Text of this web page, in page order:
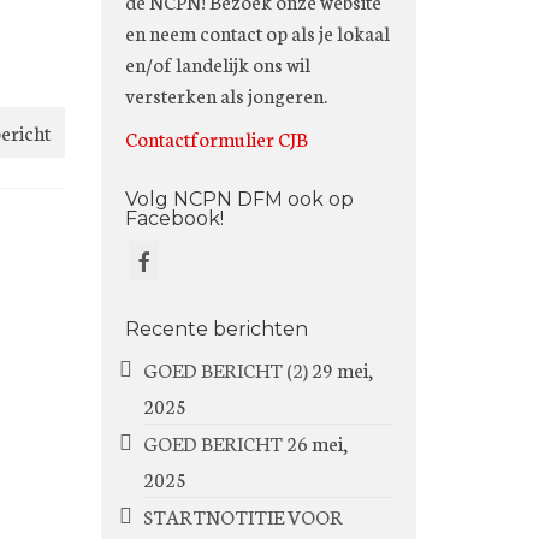
en neem contact op als je lokaal
en/of landelijk ons wil
versterken als jongeren.
Contactformulier CJB
Volg NCPN DFM ook op
Facebook!
Recente berichten
GOED BERICHT (2)29 mei,
2025
GOED BERICHT26 mei,
2025
STARTNOTITIE VOOR